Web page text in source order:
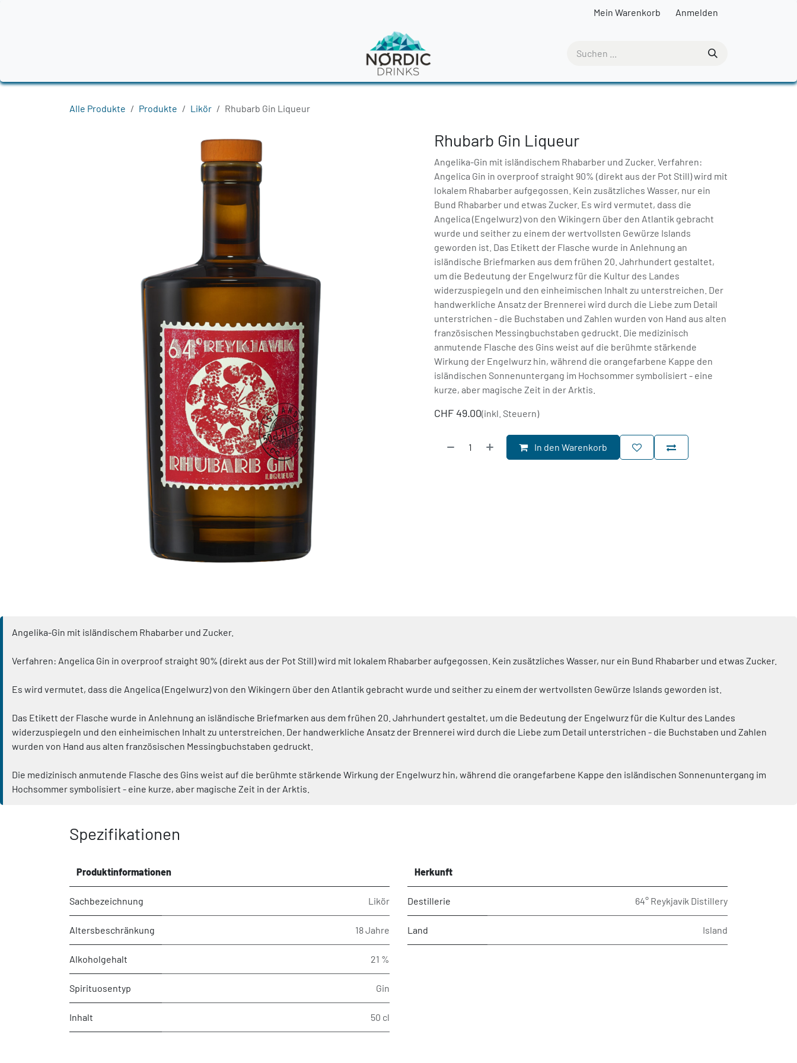
Mein Warenkorb Anmelden
Alle Produkte Produkte Likör Rhubarb Gin Liqueur
Rhubarb Gin Liqueur
Angelika-Gin mit isländischem Rhabarber und Zucker. Verfahren:
Angelica Gin in overproof straight 90% (direkt aus der Pot Still) wird mit
lokalem Rhabarber aufgegossen. Kein zusätzliches Wasser, nur ein
Bund Rhabarber und etwas Zucker. Es wird vermutet, dass die
Angelica (Engelwurz) von den Wikingern über den Atlantik gebracht
wurde und seither zu einem der wertvollsten Gewürze Islands
geworden ist. Das Etikett der Flasche wurde in Anlehnung an
isländische Briefmarken aus dem frühen 20. Jahrhundert gestaltet,
um die Bedeutung der Engelwurz für die Kultur des Landes
widerzuspiegeln und den einheimischen Inhalt zu unterstreichen. Der
handwerkliche Ansatz der Brennerei wird durch die Liebe zum Detail
unterstrichen - die Buchstaben und Zahlen wurden von Hand aus alten
französischen Messingbuchstaben gedruckt. Die medizinisch
anmutende Flasche des Gins weist auf die berühmte stärkende
Wirkung der Engelwurz hin, während die orangefarbene Kappe den
isländischen Sonnenuntergang im Hochsommer symbolisiert - eine
kurze, aber magische Zeit in der Arktis.
CHF 49.00(inkl. Steuern)
In den Warenkorb
Angelika-Gin mit isländischem Rhabarber und Zucker.
Verfahren: Angelica Gin in overproof straight 90% (direkt aus der Pot Still) wird mit lokalem Rhabarber aufgegossen. Kein zusätzliches Wasser, nur ein Bund Rhabarber und etwas Zucker.
Es wird vermutet, dass die Angelica (Engelwurz) von den Wikingern über den Atlantik gebracht wurde und seither zu einem der wertvollsten Gewürze Islands geworden ist.
Das Etikett der Flasche wurde in Anlehnung an isländische Briefmarken aus dem frühen 20. Jahrhundert gestaltet, um die Bedeutung der Engelwurz für die Kultur des Landes
widerzuspiegeln und den einheimischen Inhalt zu unterstreichen. Der handwerkliche Ansatz der Brennerei wird durch die Liebe zum Detail unterstrichen - die Buchstaben und Zahlen
wurden von Hand aus alten französischen Messingbuchstaben gedruckt.
Die medizinisch anmutende Flasche des Gins weist auf die berühmte stärkende Wirkung der Engelwurz hin, während die orangefarbene Kappe den isländischen Sonnenuntergang im
Hochsommer symbolisiert - eine kurze, aber magische Zeit in der Arktis.
Spezifikationen
Produktinformationen
Sachbezeichnung Likör
Altersbeschränkung 18 Jahre
Alkoholgehalt 21 %
Spirituosentyp Gin
Inhalt 50 cl
Herkunft
Destillerie 64° Reykjavík Distillery
Land Island